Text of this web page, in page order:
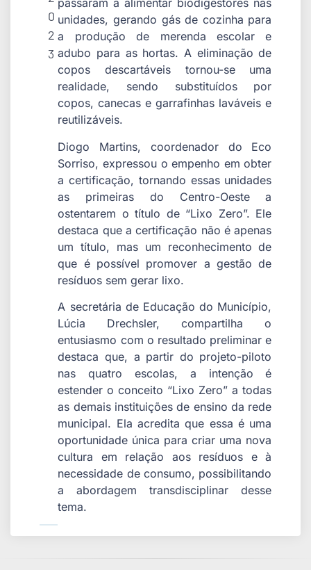
0
2
3
passaram a alimentar biodigestores nas
unidades, gerando gás de cozinha para
a produção de merenda escolar e
adubo para as hortas. A eliminação de
copos descartáveis tornou-se uma
realidade, sendo substituídos por
copos, canecas e garrafinhas laváveis e
reutilizáveis.
Diogo Martins, coordenador do Eco
Sorriso, expressou o empenho em obter
a certificação, tornando essas unidades
as primeiras do Centro-Oeste a
ostentarem o título de “Lixo Zero”. Ele
destaca que a certificação não é apenas
um título, mas um reconhecimento de
que é possível promover a gestão de
resíduos sem gerar lixo.
A secretária de Educação do Município,
Lúcia Drechsler, compartilha o
entusiasmo com o resultado preliminar e
destaca que, a partir do projeto-piloto
nas quatro escolas, a intenção é
estender o conceito “Lixo Zero” a todas
as demais instituições de ensino da rede
municipal. Ela acredita que essa é uma
oportunidade única para criar uma nova
cultura em relação aos resíduos e à
necessidade de consumo, possibilitando
a abordagem transdisciplinar desse
tema.